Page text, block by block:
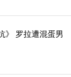
》 罗拉遭混蛋男